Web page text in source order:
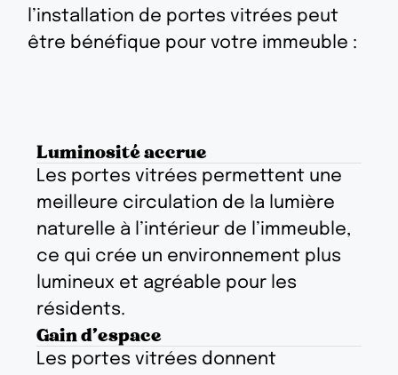
l’installation de portes vitrées peut
être bénéfique pour votre immeuble :
Luminosité accrue
Les portes vitrées permettent une
meilleure circulation de la lumière
naturelle à l’intérieur de l’immeuble,
ce qui crée un environnement plus
lumineux et agréable pour les
résidents.
Gain d'espace
Les portes vitrées donnent